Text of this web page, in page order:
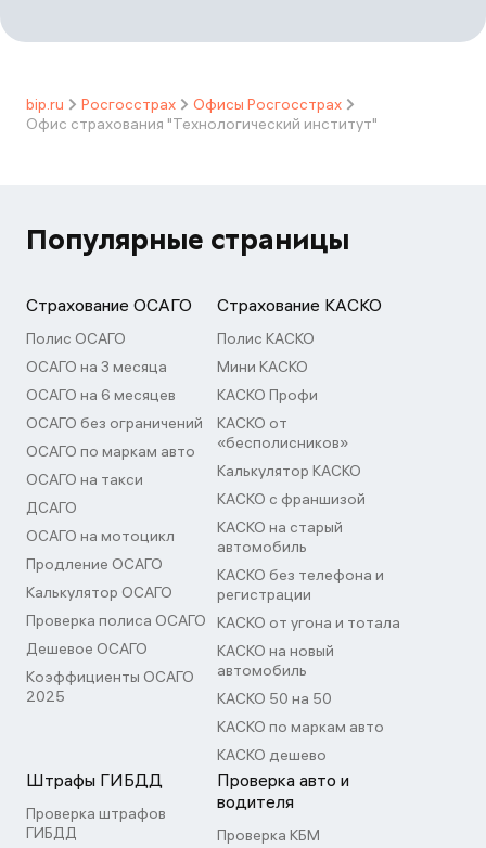
bip.ru Росгосстрах
Офисы Росгосстрах
Офис страхования "Технологический институт"
Популярные страницы
Страхование ОСАГО
Полис ОСАГО
ОСАГО на 3 месяца
ОСАГО на 6 месяцев
ОСАГО без ограничений
ОСАГО по маркам авто
ОСАГО на такси
ДСАГО
ОСАГО на мотоцикл
Продление ОСАГО
Калькулятор ОСАГО
Проверка полиса ОСАГО
Дешевое ОСАГО
Коэффициенты ОСАГО
2025
Страхование КАСКО
Полис КАСКО
Мини КАСКО
КАСКО Профи
КАСКО от
«бесполисников»
Калькулятор КАСКО
КАСКО с франшизой
КАСКО на старый
автомобиль
КАСКО без телефона и
регистрации
КАСКО от угона и тотала
КАСКО на новый
автомобиль
КАСКО 50 на 50
КАСКО по маркам авто
КАСКО дешево
Штрафы ГИБДД
Проверка штрафов
ГИБДД
Проверка авто и
водителя
Проверка КБМ